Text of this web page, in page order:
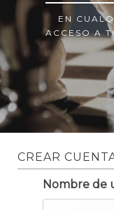
EN
ACCESO A
CREAR
Nombre de